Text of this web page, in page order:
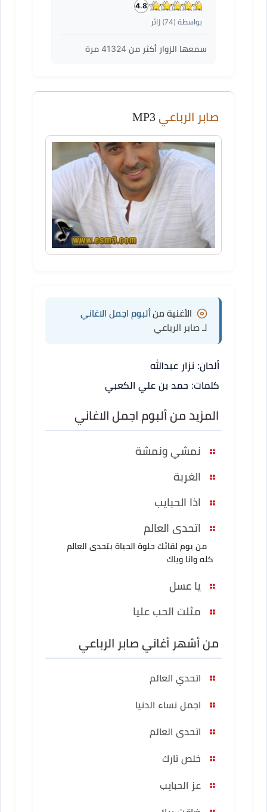
4.8
بواسطة (74) زائر
سمعها الزوار أكثر من 41324 مرة
صابر الرباعي
الأغنية منألبوم اجمل الاغاني
لـ صابر الرباعي
ألحان: نزار عبدالله
كلمات: حمد بن علي الكعبي
المزيد من ألبوم اجمل الاغاني
نمشي ونمشة
الغربة
اذا الحبايب
اتحدى العالم
من يوم لقائك حلوة الحياة بتحدى العالم
كله وانا وياك
يا عسل
مثلت الحب عليا
من أشهر أغاني صابر الرباعي
اتحدي العالم
اجمل نساء الدنيا
اتحدى العالم
خلص تارك
عز الحبايب